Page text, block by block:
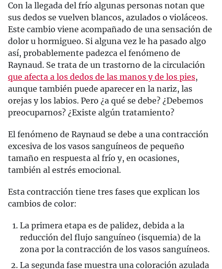
Con la llegada del frío algunas personas notan que
sus dedos se vuelven blancos, azulados o violáceos.
Este cambio viene acompañado de una sensación de
dolor u hormigueo. Si alguna vez le ha pasado algo
así, probablemente padezca el fenómeno de
Raynaud. Se trata de un trastorno de la circulación
que afecta a los dedos de las manos y de los pies,
aunque también puede aparecer en la nariz, las
orejas y los labios. Pero ¿a qué se debe? ¿Debemos
preocuparnos? ¿Existe algún tratamiento?
El fenómeno de Raynaud se debe a una contracción
excesiva de los vasos sanguíneos de pequeño
tamaño en respuesta al frío y, en ocasiones,
también al estrés emocional.
Esta contracción tiene tres fases que explican los
cambios de color:
La primera etapa es de palidez, debida a la
reducción del flujo sanguíneo (isquemia) de la
zona por la contracción de los vasos sanguíneos.
La segunda fase muestra una coloración azulada